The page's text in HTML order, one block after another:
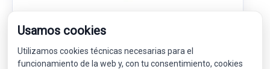
CENTRALITA FAROS XENON 889631744
LYNK & CO 01 PHEV
Usamos cookies
Utilizamos cookies técnicas necesarias para el
funcionamiento de la web y, con tu consentimiento, cookies